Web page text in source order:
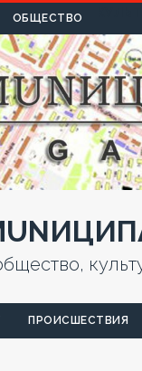
ОБЩЕСТВО
ПРОИСШЕСТВИЯ